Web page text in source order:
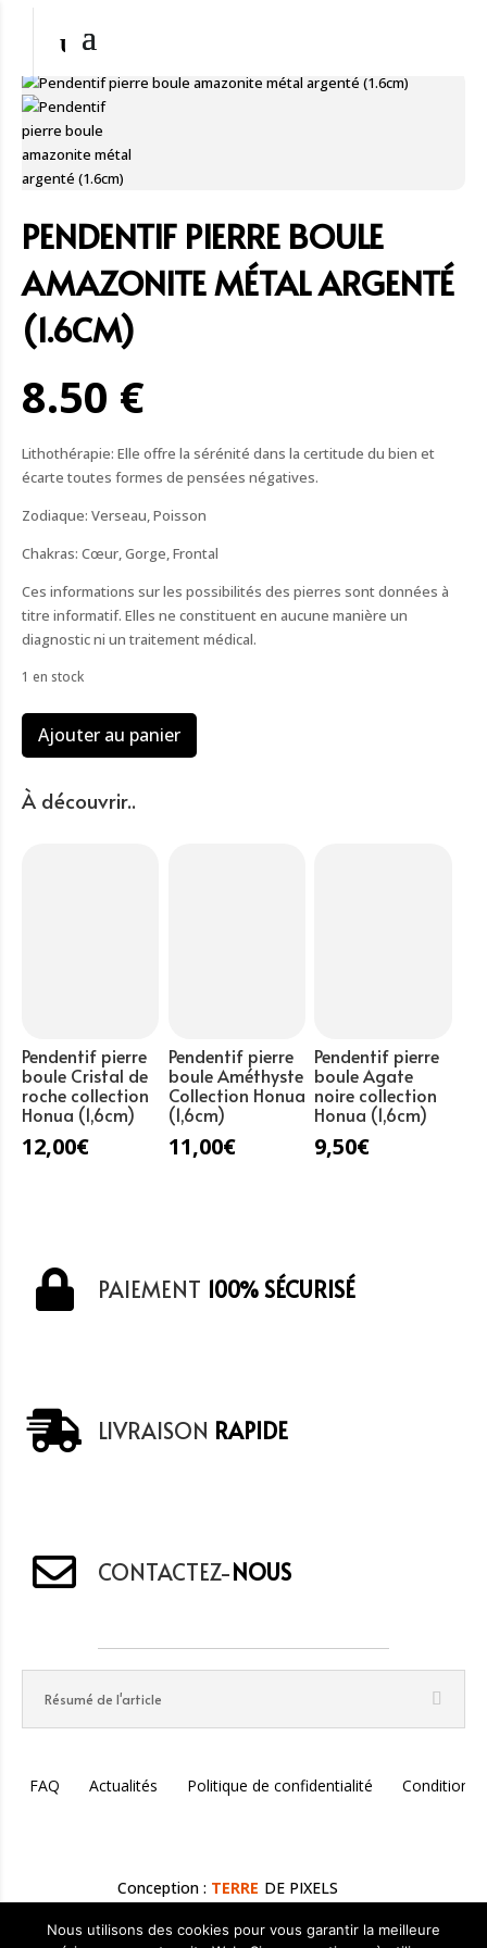
PENDENTIF PIERRE BOULE
AMAZONITE MÉTAL ARGENTÉ
(1.6CM)
8.50 €
Lithothérapie: Elle offre la sérénité dans la certitude du bien et
écarte toutes formes de pensées négatives.
Zodiaque: Verseau, Poisson
Chakras: Cœur, Gorge, Frontal
Ces informations sur les possibilités des pierres sont données à
titre informatif. Elles ne constituent en aucune manière un
diagnostic ni un traitement médical.
1 en stock
quantité
pierre
Ajouter au panier
À découvrir..
Pendentif pierre
boule Cristal de
roche collection
Honua (1,6cm)
12,00€
Pendentif pierre
boule Améthyste
Collection Honua
(1,6cm)
11,00€
Pendentif pierre
boule Agate
noire collection
Honua (1,6cm)
9,50€
PAIEMENT 100% SÉCURISÉ
LIVRAISON RAPIDE
CONTACTEZ-NOUS
Résumé de l'article
FAQ Actualités Politique de confidentialité Conditions
Conception : TERRE DE PIXELS
Nous utilisons des cookies pour vous garantir la meilleure